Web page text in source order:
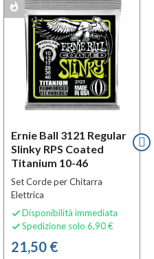
Ernie Ball 3121 Regular
Slinky RPS Coated
Titanium 10-46
Set Corde per Chitarra
Elettrica
 Disponibilità immediata
 Spedizione solo 6,90 €
21,50 €
whatshot